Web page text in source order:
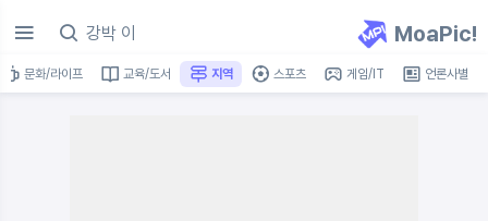
MoaPic!
문화/라이프 교육/도서 지역 스포츠 게임/IT 언론사별